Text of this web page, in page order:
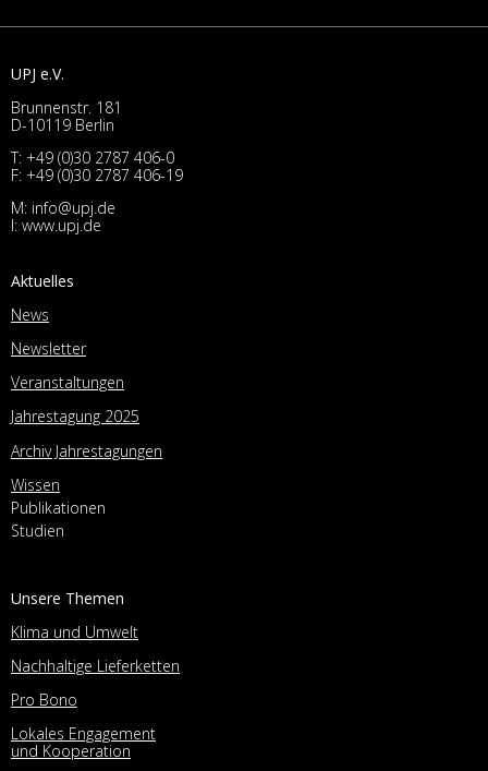
UPJ e.V.
Brunnenstr. 181
D-10119 Berlin
T: +49 (0)30 2787 406-0
F: +49 (0)30 2787 406-19
M: info@upj.de
I: www.upj.de
Aktuelles
News
Newsletter
Veranstaltungen
Jahrestagung 2025
Archiv Jahrestagungen
Wissen
Publikationen
Studien
Unsere Themen
Klima und Umwelt
Nachhaltige Lieferketten
Pro Bono
Lokales Engagement
und Kooperation